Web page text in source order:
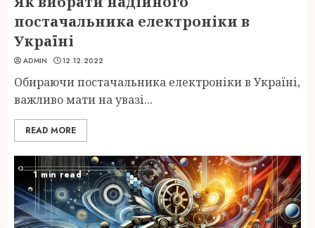
постачальника електроніки в
Україні
ADMIN 12.12.2022
Обираючи постачальника електроніки в Україні,
важливо мати на увазі...
READ MORE
1 min read